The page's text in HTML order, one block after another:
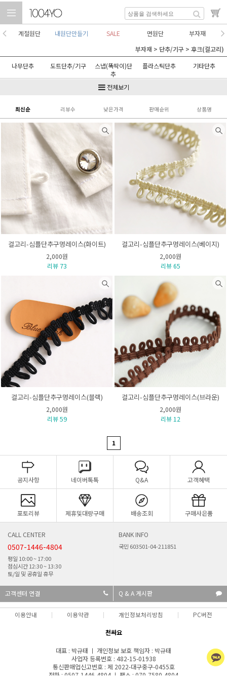
계절원단 내원단만들기 SALE 면원단
부자재
부자재 > 단추/기구 > 후크(걸고리)
나무단추
도트단추/기구
스냅(똑딱이)단
추
플라스틱단추 기타단추
전체보기
최신순 리뷰수 낮은가격 판매순위 상품명
걸고리-심플단추구멍레이스(화이트)
2,000원
리뷰 73
걸고리-심플단추구멍레이스(베이지)
2,000원
리뷰 65
걸고리-심플단추구멍레이스(블랙)
2,000원
리뷰 59
걸고리-심플단추구멍레이스(브라운)
2,000원
리뷰 12
1
공지사항 네이버톡톡 Q&A 고객혜택
포토리뷰 제휴및대량구매 배송조회 구매사은품
CALL CENTER
0507-1446-4804
평일 10:00 ~ 17:00
점심시간 12:30 ~ 13:30
토/일 및 공휴일 휴무
BANK INFO
국민 603501-04-211851
고객센터 연결 Q & A 게시판
이용안내 이용약관 개인정보처리방침 PC버전
천싸요
대표 : 박규태 ㅣ 개인정보 보호 책임자 : 박규태
사업자 등록번호 : 482-15-01938
통신판매업신고번호 : 제 2022-대구중구-0455호
전화 : 0507-1446-4804 ㅣ 팩스 : 070-7580-4804